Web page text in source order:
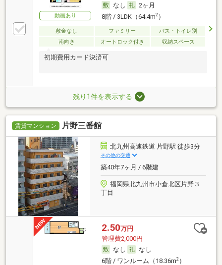
動画あり
なし
2ヶ月
8階 / 3LDK（64.4m2）
敷金なし ファミリー
バス・トイレ別
南向き
オートロック付き 収納スペース
初期費用カード決済可
残り1件を表示する
賃貸マンション 片野三番館
北九州高速鉄道 片野駅 徒歩3分
その他の交通
築40年7ヶ月 / 6階建
福岡県北九州市小倉北区片野３
丁目
2.50万円
管理費2,000円
なし
なし
6階 / ワンルーム（18.36m2）